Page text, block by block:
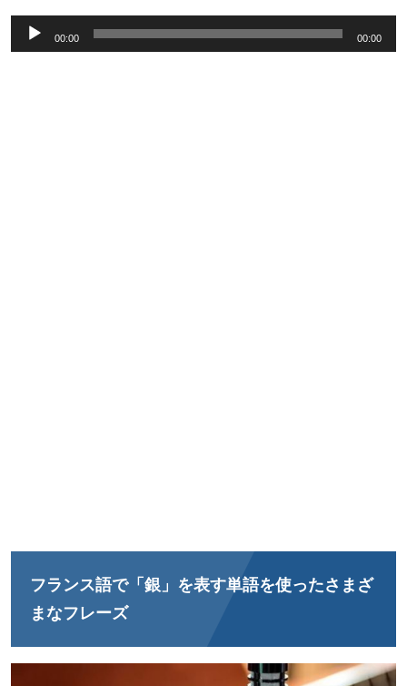
声
00:00 00:00
フランス語で「銀」を表す単語を使ったさまざ
まなフレーズ